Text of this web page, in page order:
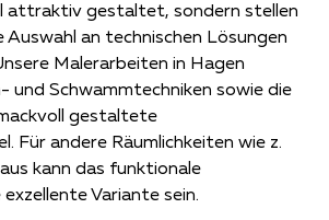
attraktiv gestaltet, sondern stellen
Auswahl an technischen Lösungen
Malerarbeiten in Hagen
und Schwammtechniken sowie die
gestaltete
Für andere Räumlichkeiten wie z.
kann das funktionale
Variante sein.